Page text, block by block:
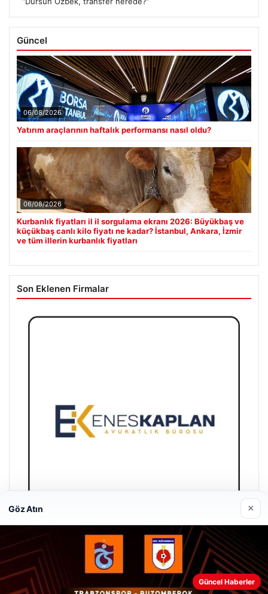
Güncel
06/08/2026
Yatırım araçlarının haftalık performansı nasıl oldu?
06/08/2026
Kurbanlık fiyatları il il sorgulama ekranı 2026: Büyükbaş ve
küçükbaş canlı kilo fiyatı ne kadar? İstanbul, Ankara, İzmir
ve tüm illerin kurbanlık fiyatları
Son Eklenen Firmalar
Enes Kaplan Avukatlık Bürosu
28/04/2026
Web sitemizi nasıl kullandığınızı daha iyi anlayabilmek,
Göz Atın ×
Güncel Haberler